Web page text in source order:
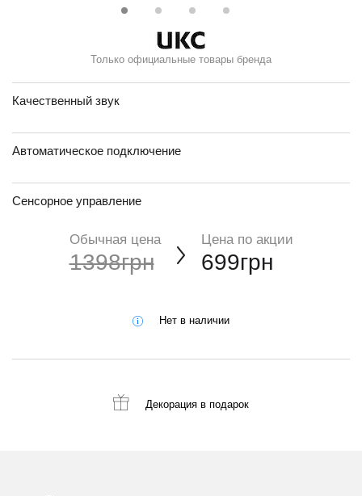
Только официальные товары бренда
Качественный звук
Автоматическое подключение
Сенсорное управление
Обычная цена
1398грн
Цена по акции
699грн
Нет в наличии
Декорация в подарок